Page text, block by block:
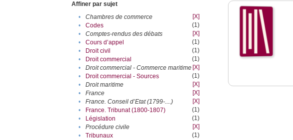
Affiner par sujet
•
Chambres de commerce
[X]
•
Codes
(1)
•
Comptes-rendus des débats
[X]
•
Cours d’appel
(1)
•
Droit civil
(1)
•
Droit commercial
(1)
•
Droit commercial - Commerce maritime [X]
•
Droit commercial - Sources
(1)
•
Droit maritime
[X]
•
France
[X]
•
France. Conseil d’Etat (1799-....)
[X]
•
France. Tribunat (1800-1807)
(1)
•
Législation
(1)
•
Procédure civile
[X]
•
Tribunaux
(1)